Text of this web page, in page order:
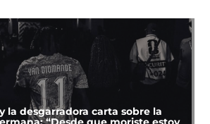
la desgarradora carta sobre la